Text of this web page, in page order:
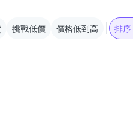
挑戰低價 價格低到高 排序